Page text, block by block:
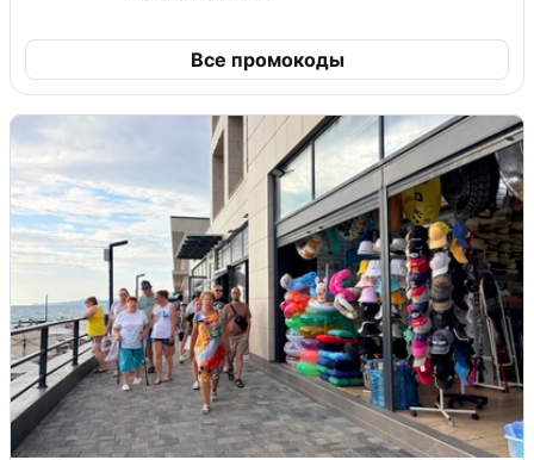
Все промокоды